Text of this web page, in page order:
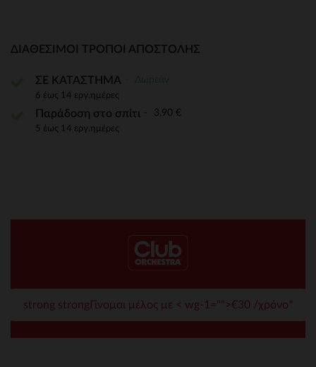
ΔΙΑΘΈΣΙΜΟΙ ΤΡΌΠΟΙ ΑΠΟΣΤΟΛΉΣ
ΣΕ ΚΑΤΑΣΤΗΜΑ
6 έως 14 εργ.ημέρες
Παράδοση στο σπίτι 3,90 €
5 έως 14 εργ.ημέρες
strong strongΓίνομαι μέλος με < wg-1="">€30 /χρόνο*